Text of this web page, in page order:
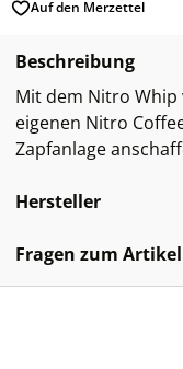
Auf den Merzettel
Beschreibung
Mit dem Nitro Whip
eigenen Nitro
Zapfanlage
Hersteller
Fragen zum Artikel